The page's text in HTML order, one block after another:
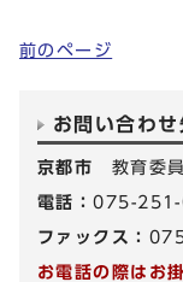
前のページ
お問い合わせ
京都市 教育委
電話：075-
ファックス：
お電話の際はお